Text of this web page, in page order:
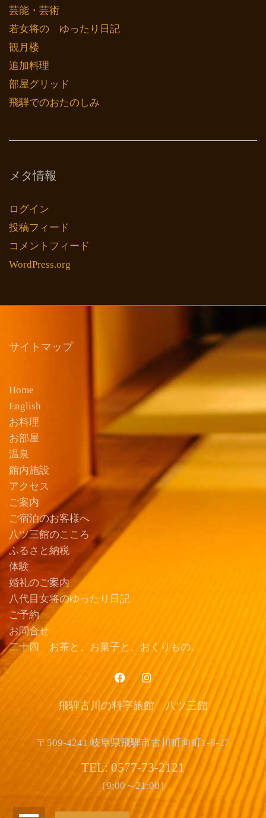
芸能・芸術
若女将の ゆったり日記
観月楼
追加料理
部屋グリッド
飛騨でのおたのしみ
メタ情報
ログイン
投稿フィード
コメントフィード
WordPress.org
サイトマップ
Home
English
お料理
お部屋
温泉
館内施設
アクセス
ご案内
ご宿泊のお客様へ
八ツ三館のこころ
ふるさと納税
体験
婚礼のご案内
八代目女将のゆったり日記
ご予約
お問合せ
二十四 お茶と、お菓子と、おくりもの。
飛騨古川の料亭旅館 八ツ三館
〒509-4241 岐阜県飛騨市古川町向町1-8-27
TEL: 0577-73-2121
（9:00～21:00）